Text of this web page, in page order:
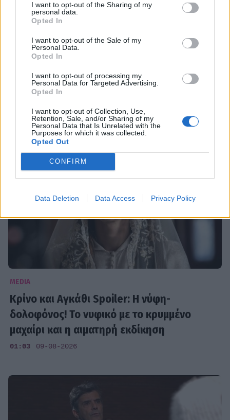
I want to opt-out of the Sharing of my
personal data.
Opted In
I want to opt-out of the Sale of my
Personal Data.
Opted In
I want to opt-out of processing my
Personal Data for Targeted Advertising.
Opted In
I want to opt-out of Collection, Use,
Retention, Sale, and/or Sharing of my
Personal Data that Is Unrelated with the
Purposes for which it was collected.
Opted Out
CONFIRM
Data Deletion Data Access Privacy Policy
SHOWBIZ
Βανέσα Αδαμοπούλου: «Η φήμη χρειάζεται
σιωπή»
09-08-2026
MEDIA
Κρίνο και Αγκάθι Spoiler: Η νύφη-
δολοφόνος! Το νυφικό με το κρυμμένο
μαχαίρι και η αιματηρή εκδίκηση
01:03 09-08-2026